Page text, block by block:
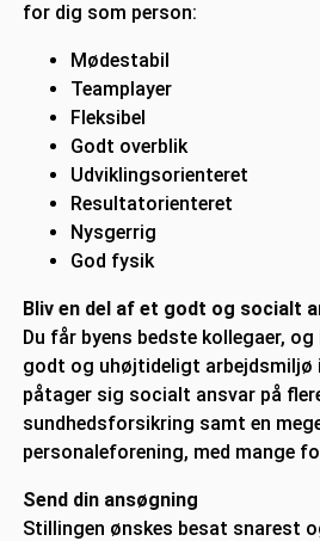
for dig som person:
Mødestabil
Teamplayer
Fleksibel
Godt overblik
Udviklingsorienteret
Resultatorienteret
Nysgerrig
God fysik
Bliv en del af et godt og socialt
Du får byens bedste kollegaer,
godt og uhøjtideligt arbejdsmiljø
påtager sig socialt ansvar på
sundhedsforsikring samt en
personaleforening, med mange
Send din ansøgning
Stillingen ønskes besat snarest